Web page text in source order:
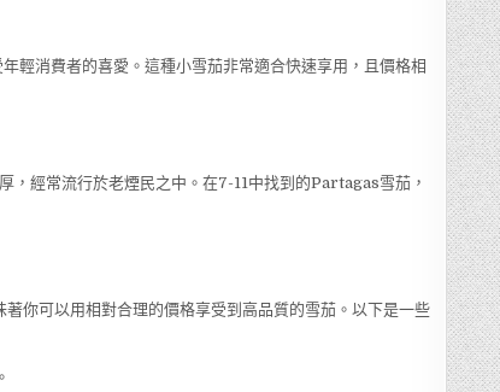
輕消費者的喜愛。這種小雪茄非常適合快速享用，且價格相
經常流行於老煙民之中。在7-11中找到的Partagas雪茄，
你可以用相對合理的價格享受到高品質的雪茄。以下是一些